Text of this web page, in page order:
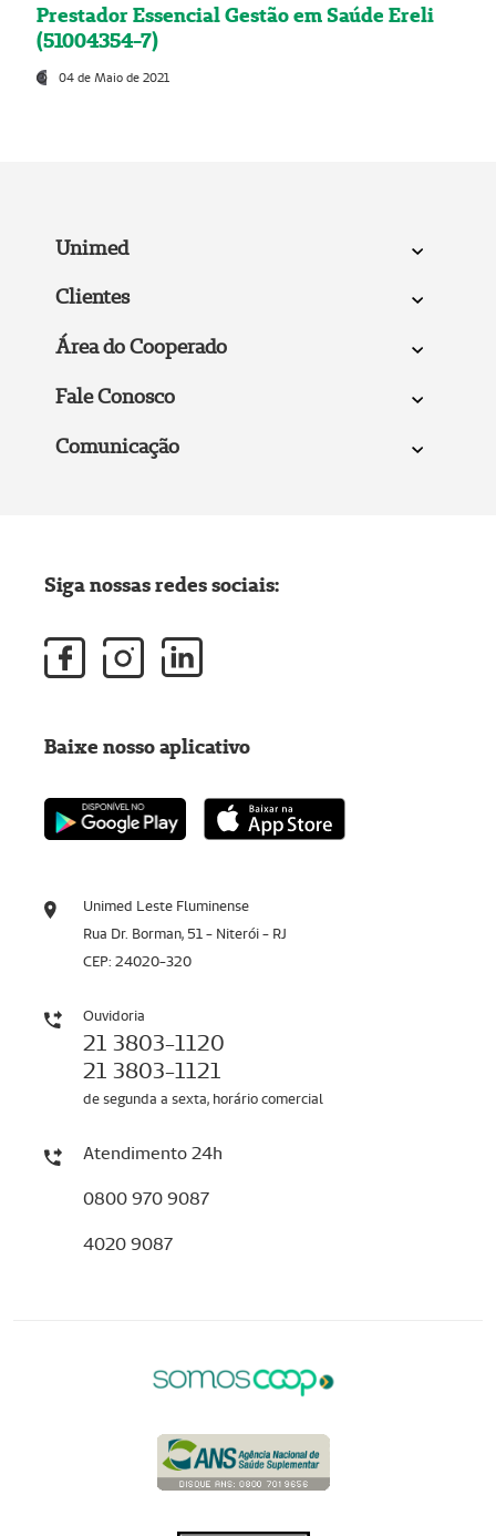
Prestador Essencial Gestão em Saúde Ereli
(51004354-7)
04 de Maio de 2021
Unimed
Clientes
Área do Cooperado
Fale Conosco
Comunicação
Unimed Leste Fluminense
Rua Dr. Borman, 51 - Niterói - RJ
CEP: 24020-320
Ouvidoria
21 3803-1120
21 3803-1121
de segunda a sexta, horário comercial
Atendimento 24h
0800 970 9087
4020 9087
Siga nossas redes sociais:
Baixe nosso aplicativo